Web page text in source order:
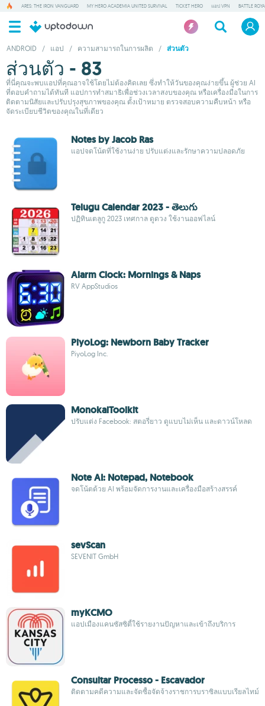
ARES: THE IRON VANGUARD MY HERO ACADEMIA UNITED SURVIVAL TICKET HERO แอป VPN BATTLE
ANDROID / แอป / ความสามารถในการผลิต / ส่วนตัว
ส่วนตัว - 83
ที่นี่คุณจะพบแอปที่คุณอาจใช้โดยไม่ต้องคิดเลย ซึ่งทำให้วันของคุณง่ายขึ้น ผู้ช่วย AI
ที่ตอบคำถามได้ทันที แอปการทำสมาธิเพื่อช่วงเวลาสงบของคุณ หรือเครื่องมือในการ
ติดตามนิสัยและปรับปรุงสุขภาพของคุณ ตั้งเป้าหมาย ตรวจสอบความคืบหน้า หรือ
จัดระเบียบชีวิตของคุณในที่เดียว
Notes by Jacob Ras
แอปจดโน้ตที่ใช้งานง่าย ปรับแต่งและรักษาความปลอดภัย
Telugu Calendar 2023 - తెలుగు
ปฏิทินเตลูกู 2023 เทศกาล ดูดวง ใช้งานออฟไลน์
Alarm Clock: Mornings & Naps
RV AppStudios
PiyoLog: Newborn Baby Tracker
PiyoLog Inc.
MonokaiToolkit
ปรับแต่ง Facebook: สตอรี่ยาว ดูแบบไม่เห็น และดาวน์โหลด
Note AI: Notepad, Notebook
จดโน้ตด้วย AI พร้อมจัดการงานและเครื่องมือสร้างสรรค์
sevScan
SEVENIT GmbH
myKCMO
แอปเมืองแคนซัสซิตี้ใช้รายงานปัญหาและเข้าถึงบริการ
Consultar Processo - Escavador
ติดตามคดีความและจัดซื้อจัดจ้างราชการบราซิลแบบเรียลไทม์